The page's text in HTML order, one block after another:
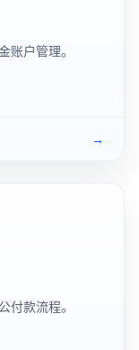
账户管理。
→
付款流程。